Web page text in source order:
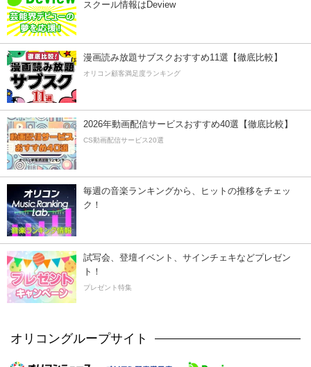
スクール情報はDeview
漫画読み放題サブスクおすすめ11選【徹底比較】
オリコン顧客満足度ランキング
2026年動画配信サービスおすすめ40選【徹底比較】
CS動画配信サービス20選
毎週の音楽ランキングから、ヒットの推移をチェッ
ク！
試写会、登壇イベント、サインチェキなどプレゼン
ト！
プレゼント特集
オリコングループサイト